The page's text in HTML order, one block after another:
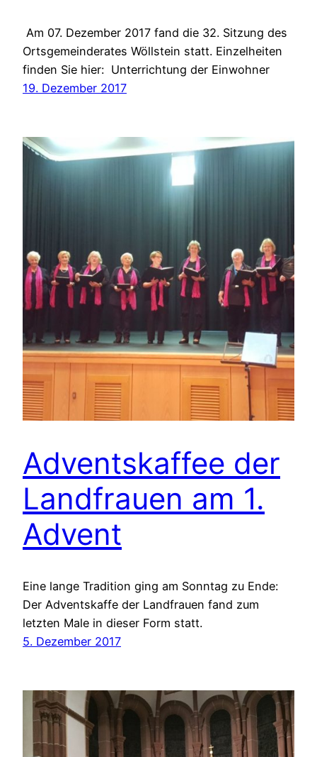
Am 07. Dezember 2017 fand die 32. Sitzung des
Ortsgemeinderates Wöllstein statt. Einzelheiten
finden Sie hier: Unterrichtung der Einwohner
19. Dezember 2017
Adventskaffee der
Landfrauen am 1.
Advent
Eine lange Tradition ging am Sonntag zu Ende:
Der Adventskaffe der Landfrauen fand zum
letzten Male in dieser Form statt.
5. Dezember 2017